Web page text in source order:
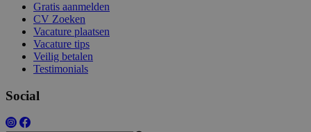
Gratis aanmelden
CV Zoeken
Vacature plaatsen
Vacature tips
Veilig betalen
Testimonials
Social